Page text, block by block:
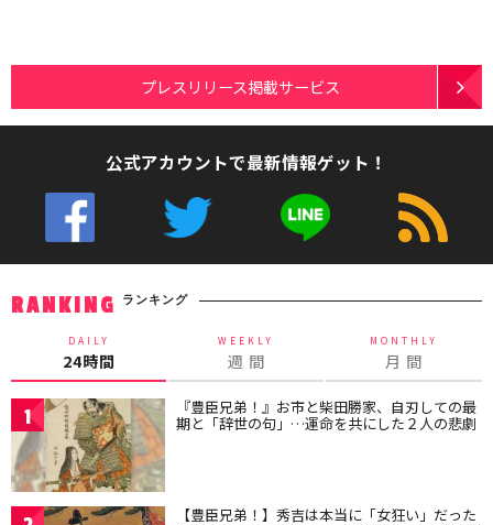
プレスリリース掲載サービス
公式アカウントで最新情報ゲット！
RANKING ランキング
DAILY
24時間
WEEKLY
週 間
MONTHLY
月 間
1 『豊臣兄弟！』お市と柴田勝家、自刃しての最
期と「辞世の句」…運命を共にした２人の悲劇
【豊臣兄弟！】秀吉は本当に「女狂い」だった